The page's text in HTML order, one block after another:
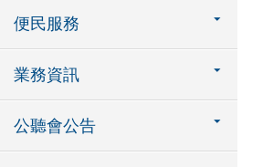
便民服務
業務資訊
公聽會公告